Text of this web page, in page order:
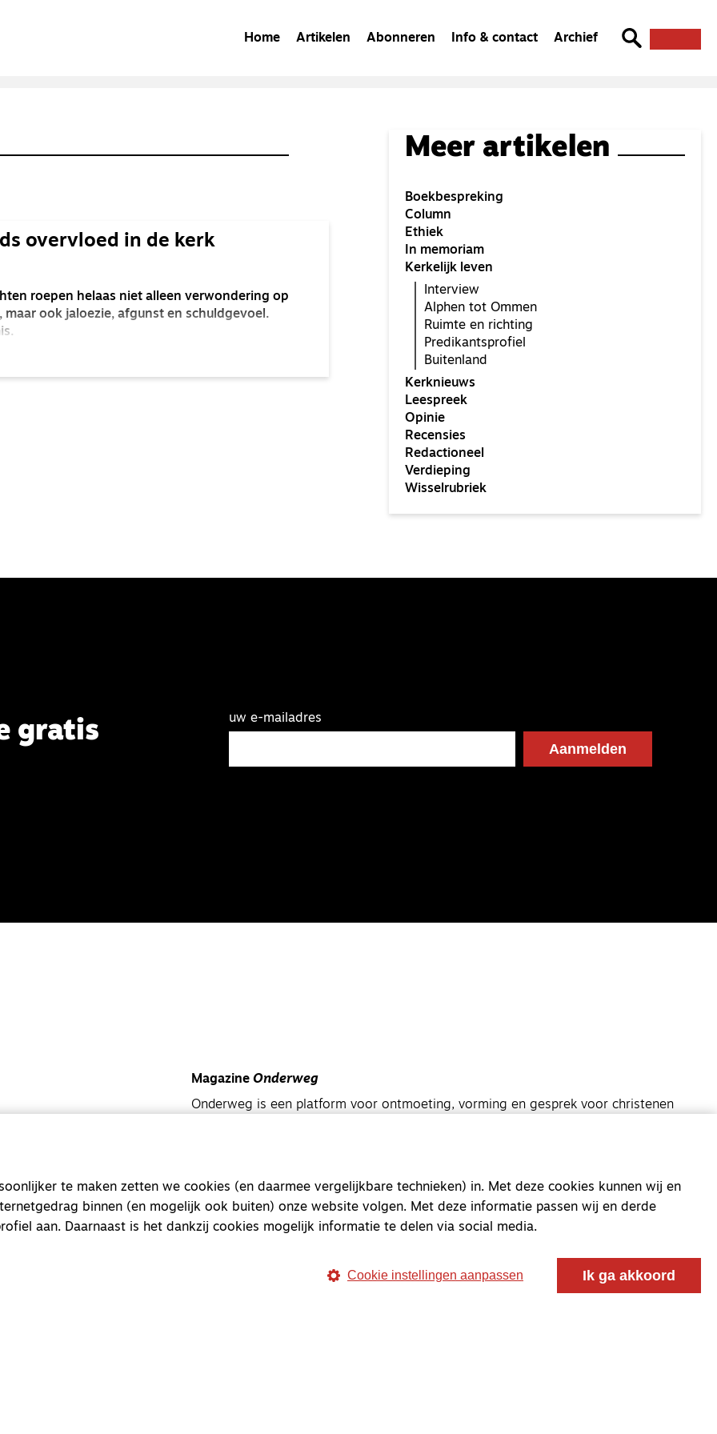
Home Artikelen Abonneren Info & contact Archief
overvloed in de kerk
roepen helaas niet alleen verwondering op
ook jaloezie, afgunst en schuldgevoel.
Meer artikelen
Boekbespreking
Column
Ethiek
In memoriam
Kerkelijk leven
Interview
Alphen tot Ommen
Ruimte en richting
Predikantsprofiel
Buitenland
Kerknieuws
Leespreek
Opinie
Recensies
Redactioneel
Verdieping
Wisselrubriek
gratis
uw e-mailadres
Magazine Onderweg
Onderweg is een platform voor ontmoeting, vorming en gesprek voor christenen
Kvk-nummer 33277063
NL46 INGB 0117 5827 86
te maken zetten we cookies (en daarmee vergelijkbare technieken) in. Met deze cookies kunnen wij en
binnen (en mogelijk ook buiten) onze website volgen. Met deze informatie passen wij en derde
aan. Daarnaast is het dankzij cookies mogelijk informatie te delen via social media.
Cookie instellingen aanpassen Ik ga akkoord